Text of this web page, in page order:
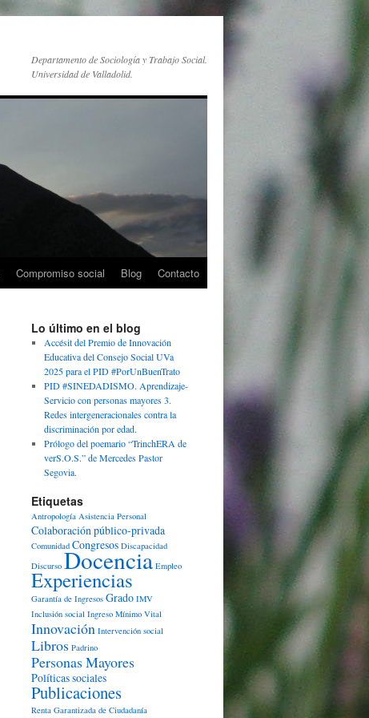
Departamento de Sociología y Trabajo Social.
Universidad de Valladolid.
Compromiso social Blog Contacto
Lo último en el blog
Accésit del Premio de Innovación
Educativa del Consejo Social UVa
2025 para el PID #PorUnBuenTrato
PID #SINEDADISMO. Aprendizaje-
Servicio con personas mayores 3.
Redes intergeneracionales contra la
discriminación por edad.
Prólogo del poemario “TrinchERA de
verS.O.S.” de Mercedes Pastor
Segovia.
Etiquetas
Antropología Asistencia Personal
Colaboración público-privada
Comunidad Congresos Discapacidad
Discurso Docencia Empleo
Experiencias
Garantía de Ingresos Grado IMV
Inclusión social Ingreso Mínimo Vital
Innovación Intervención social
Libros Padrino
Personas Mayores
Políticas sociales
Publicaciones
Renta Garantizada de Ciudadanía